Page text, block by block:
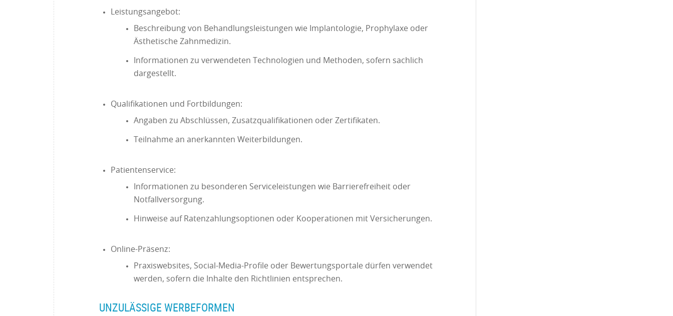
Leistungsangebot:
Beschreibung von Behandlungsleistungen wie Implantologie, Prophylaxe oder
Ästhetische Zahnmedizin.
Informationen zu verwendeten Technologien und Methoden, sofern sachlich
dargestellt.
Qualifikationen und Fortbildungen:
Angaben zu Abschlüssen, Zusatzqualifikationen oder Zertifikaten.
Teilnahme an anerkannten Weiterbildungen.
Patientenservice:
Informationen zu besonderen Serviceleistungen wie Barrierefreiheit oder
Notfallversorgung.
Hinweise auf Ratenzahlungsoptionen oder Kooperationen mit Versicherungen.
Online-Präsenz:
Praxiswebsites, Social-Media-Profile oder Bewertungsportale dürfen verwendet
werden, sofern die Inhalte den Richtlinien entsprechen.
UNZULÄSSIGE WERBEFORMEN